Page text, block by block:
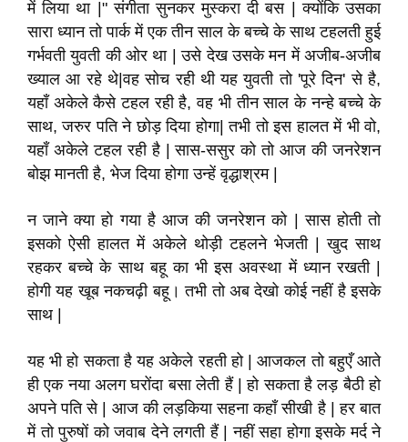
में लिया था |" संगीता सुनकर मुस्करा दी बस | क्योंकि उसका
सारा ध्यान तो पार्क में एक तीन साल के बच्चे के साथ टहलती हुई
गर्भवती युवती की ओर था | उसे देख उसके मन में अजीब-अजीब
ख्याल आ रहे थे|वह सोच रही थी यह युवती तो 'पूरे दिन' से है,
यहाँ अकेले कैसे टहल रही है, वह भी तीन साल के नन्हे बच्चे के
साथ, जरुर पति ने छोड़ दिया होगा| तभी तो इस हालत में भी वो,
यहाँ अकेले टहल रही है | सास-ससुर को तो आज की जनरेशन
बोझ मानती है, भेज दिया होगा उन्हें वृद्धाश्रम |
न जाने क्या हो गया है आज की जनरेशन को | सास होती तो
इसको ऐसी हालत में अकेले थोड़ी टहलने भेजती | खुद साथ
रहकर बच्चे के साथ बहू का भी इस अवस्था में ध्यान रखती |
होगी यह खूब नकचढ़ी बहू। तभी तो अब देखो कोई नहीं है इसके
साथ |
यह भी हो सकता है यह अकेले रहती हो | आजकल तो बहुएँ आते
ही एक नया अलग घरोंदा बसा लेती हैं | हो सकता है लड़ बैठी हो
अपने पति से | आज की लड़किया सहना कहाँ सीखी है | हर बात
में तो पुरुषों को जवाब देने लगती हैं | नहीं सहा होगा इसके मर्द ने